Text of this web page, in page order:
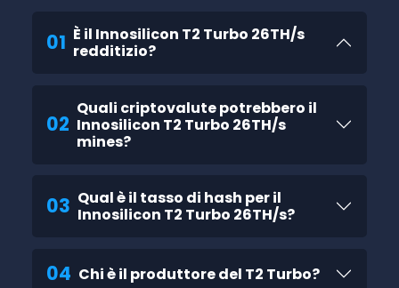
01 È il Innosilicon T2 Turbo 26TH/s
redditizio?
02
Quali criptovalute potrebbero il
Innosilicon T2 Turbo 26TH/s
mines?
03 Qual è il tasso di hash per il
Innosilicon T2 Turbo 26TH/s?
04 Chi è il produttore del T2 Turbo?